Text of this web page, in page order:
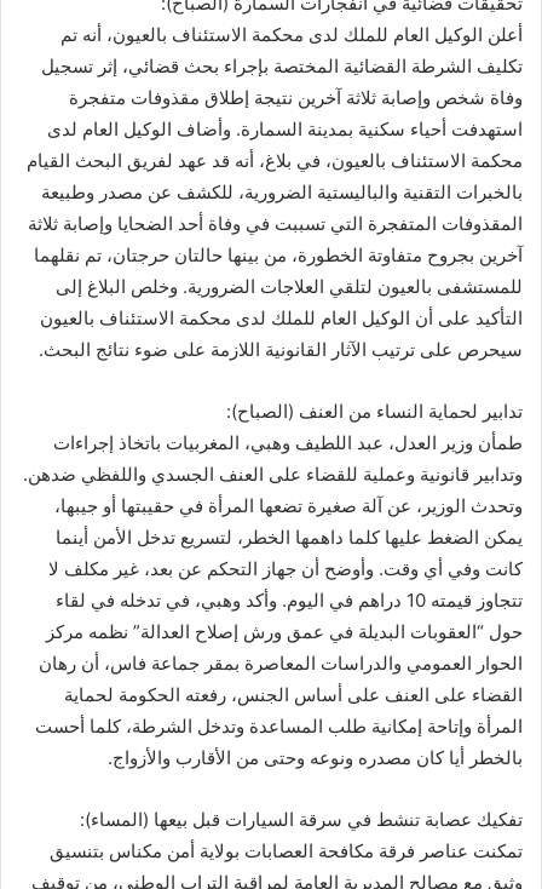
أعلن الوكيل العام للملك لدى محكمة الاستئناف بالعيون، أنه تم
تكليف الشرطة القضائية المختصة بإجراء بحث قضائي، إثر تسجيل
وفاة شخص وإصابة ثلاثة آخرين نتيجة إطلاق مقذوفات متفجرة
استهدفت أحياء سكنية بمدينة السمارة. وأضاف الوكيل العام لدى
محكمة الاستئناف بالعيون، في بلاغ، أنه قد عهد لفريق البحث القيام
بالخبرات التقنية والباليستية الضرورية، للكشف عن مصدر وطبيعة
المقذوفات المتفجرة التي تسببت في وفاة أحد الضحايا وإصابة ثلاثة
آخرين بجروح متفاوتة الخطورة، من بينها حالتان حرجتان، تم نقلهما
للمستشفى بالعيون لتلقي العلاجات الضرورية. وخلص البلاغ إلى
التأكيد على أن الوكيل العام للملك لدى محكمة الاستئناف بالعيون
سيحرص على ترتيب الآثار القانونية اللازمة على ضوء نتائج البحث.
تدابير لحماية النساء من العنف (الصباح):
طمأن وزير العدل، عبد اللطيف وهبي، المغربيات باتخاذ إجراءات
وتدابير قانونية وعملية للقضاء على العنف الجسدي واللفظي ضدهن.
وتحدث الوزير، عن آلة صغيرة تضعها المرأة في حقيبتها أو جيبها،
يمكن الضغط عليها كلما داهمها الخطر، لتسريع تدخل الأمن أينما
كانت وفي أي وقت. وأوضح أن جهاز التحكم عن بعد، غير مكلف لا
تتجاوز قيمته 10 دراهم في اليوم. وأكد وهبي، في تدخله في لقاء
حول “العقوبات البديلة في عمق ورش إصلاح العدالة” نظمه مركز
الحوار العمومي والدراسات المعاصرة بمقر جماعة فاس، أن رهان
القضاء على العنف على أساس الجنس، رفعته الحكومة لحماية
المرأة وإتاحة إمكانية طلب المساعدة وتدخل الشرطة، كلما أحست
بالخطر أيا كان مصدره ونوعه وحتى من الأقارب والأزواج.
تفكيك عصابة تنشط في سرقة السيارات قبل بيعها (المساء):
تمكنت عناصر فرقة مكافحة العصابات بولاية أمن مكناس بتنسيق
وثيق مع مصالح المديرية العامة لمراقبة التراب الوطني، من توقيف